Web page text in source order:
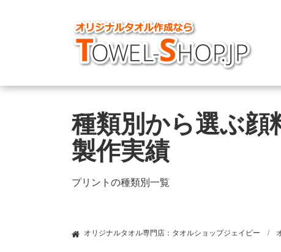
種類別から選ぶ顔
製作実績
プリントの種類別一覧
オリジナルタオル専門店：タオルショップジェイピー